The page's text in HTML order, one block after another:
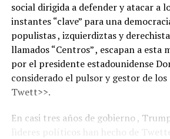
social dirigida a defender y atacar a
instantes “clave” para una
populistas , izquierdiztas y
llamados “Centros” , escapan a esta
por el presidente estadounidense
considerado el pulsor y gestor de
Twett>>.
En casi tres años de gobierno ,
lìderes políticos han hecho de